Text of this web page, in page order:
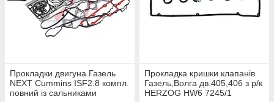
Прокладки двигуна Газель
NEXT Cummins ISF2.8 компл.
повний із сальниками
Прокладка кришки клапанiв
Газель,Волга дв.405,406 з р/к
HERZOG HW6 7245/1